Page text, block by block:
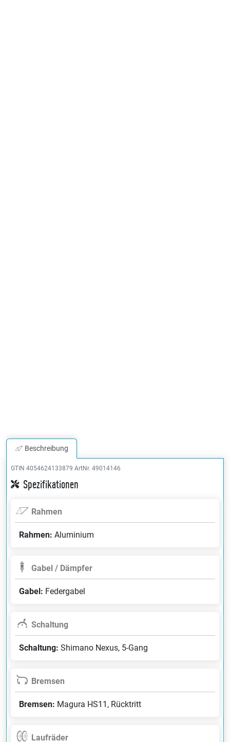
Beschreibung
GTIN 4054624133879 ArtNr. 49014146
Spezifikationen
Rahmen
Rahmen: Aluminium
Gabel / Dämpfer
Gabel: Federgabel
Schaltung
Schaltung: Shimano Nexus, 5-Gang
Bremsen
Bremsen: Magura HS11, Rücktritt
Laufräder